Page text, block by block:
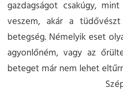
gazdagságot csakúgy,
veszem, akár a
betegség. Némelyik eset
agyonlőném, vagy az
beteget már nem lehet